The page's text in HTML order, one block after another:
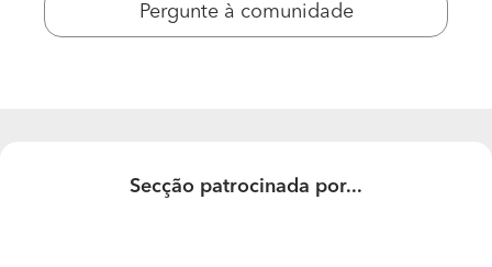
Pergunte à comunidade
Secção patrocinada por...